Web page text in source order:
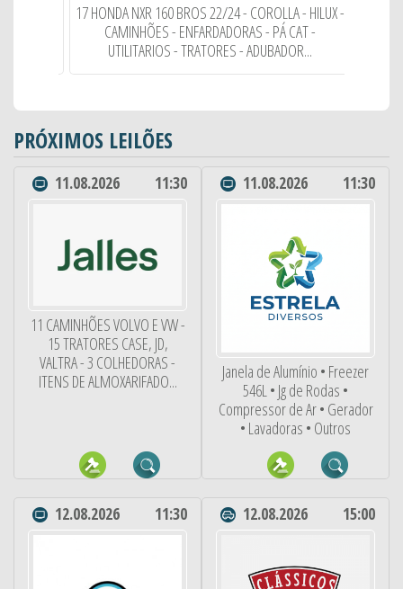
17 HONDA NXR 160 BROS 22/24 - COROLLA - HILUX -
CAMINHÕES - ENFARDADORAS - PÁ CAT -
UTILITARIOS - TRATORES - ADUBADOR...
PRÓXIMOS LEILÕES
11.08.2026 11:30
11 CAMINHÕES VOLVO E VW -
15 TRATORES CASE, JD,
VALTRA - 3 COLHEDORAS -
ITENS DE ALMOXARIFADO...
11.08.2026 11:30
Janela de Alumínio • Freezer
546L • Jg de Rodas •
Compressor de Ar • Gerador
• Lavadoras • Outros
12.08.2026 11:30 12.08.2026 15:00